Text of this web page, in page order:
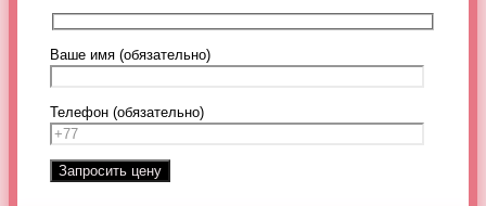
Ваше имя (обязательно)
Телефон (обязательно)